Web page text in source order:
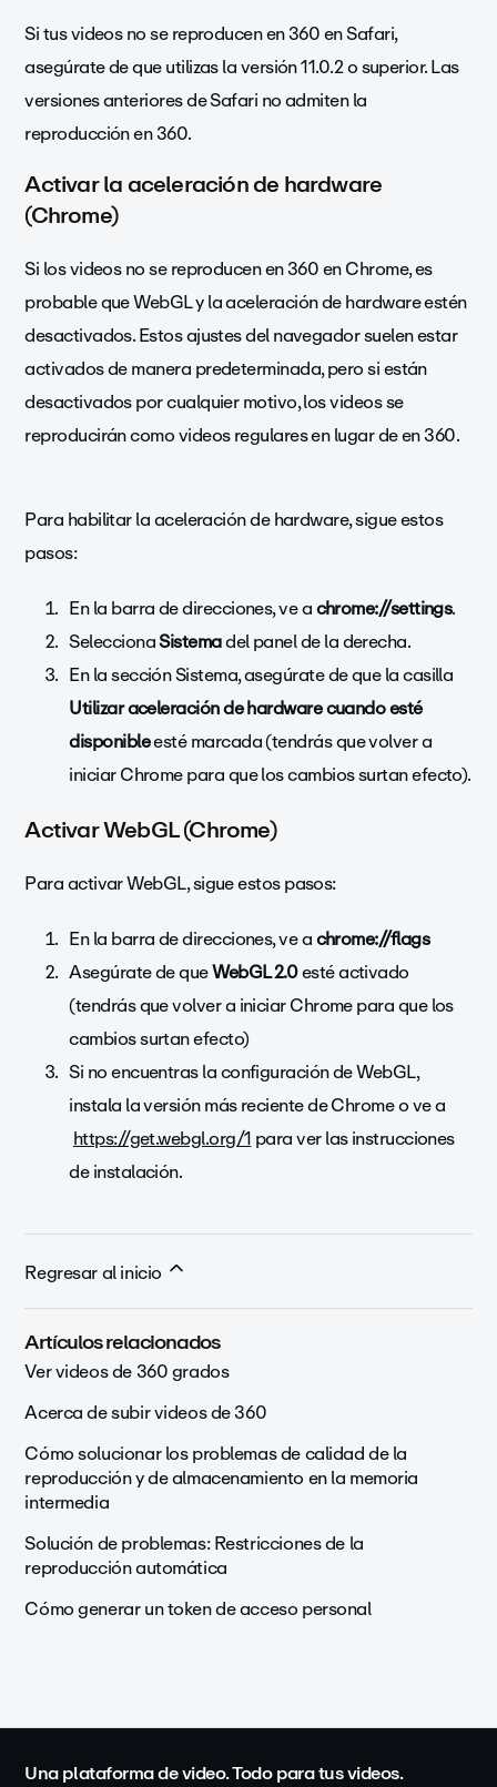
Si tus videos no se reproducen en 360 en Safari,
asegúrate de que utilizas la versión 11.0.2 o superior. Las
versiones anteriores de Safari no admiten la
reproducción en 360.
Activar la aceleración de hardware
(Chrome)
Si los videos no se reproducen en 360 en Chrome, es
probable que WebGL y la aceleración de hardware estén
desactivados. Estos ajustes del navegador suelen estar
activados de manera predeterminada, pero si están
desactivados por cualquier motivo, los videos se
reproducirán como videos regulares en lugar de en 360.
Para habilitar la aceleración de hardware, sigue estos
pasos:
En la barra de direcciones, ve achrome://settings.
SeleccionaSistemadel panel de la derecha.
En la sección Sistema, asegúrate de que la casilla
Utilizar aceleración de hardware cuando esté
disponibleesté marcada (tendrás que volver a
iniciar Chrome para que los cambios surtan efecto).
Activar WebGL (Chrome)
Para activar WebGL, sigue estos pasos:
En la barra de direcciones, ve achrome://flags
Asegúrate de queWebGL 2.0esté activado
(tendrás que volver a iniciar Chrome para que los
cambios surtan efecto)
Si no encuentras la configuración de WebGL,
instala la versión más reciente de Chrome o ve a
https://get.webgl.org/1para ver las instrucciones
de instalación.
Regresar al inicio
Artículos relacionados
Ver videos de 360 grados
Acerca de subir videos de 360
Cómo solucionar los problemas de calidad de la
reproducción y de almacenamiento en la memoria
intermedia
Solución de problemas: Restricciones de la
reproducción automática
Cómo generar un token de acceso personal
Una plataforma de video. Todo para tus videos.